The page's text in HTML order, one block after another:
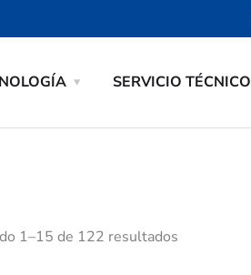
SERVICIO TÉCNICO
1–15 de 122 resultados